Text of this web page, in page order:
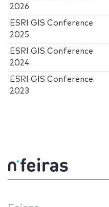
2026
ESRI GIS Conference
2025
ESRI GIS Conference
2024
ESRI GIS Conference
2023